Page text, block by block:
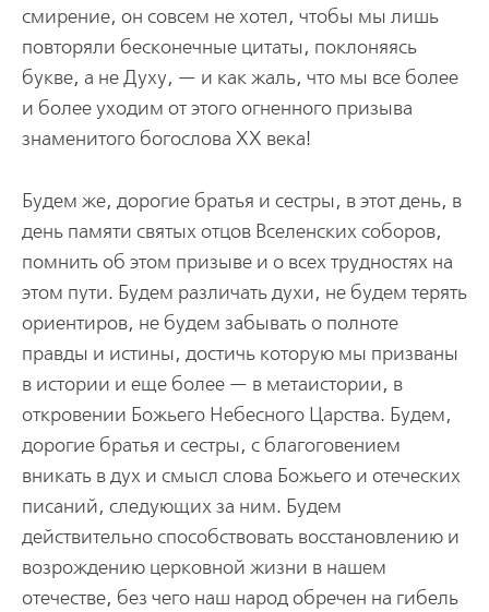
смирение, он совсем не хотел, чтобы мы лишь
повторяли бесконечные цитаты, поклоняясь
букве, а не Духу, — и как жаль, что мы все более
и более уходим от этого огненного призыва
знаменитого богослова ХХ века!
Будем же, дорогие братья и сестры, в этот день, в
день памяти святых отцов Вселенских соборов,
помнить об этом призыве и о всех трудностях на
этом пути. Будем различать духи, не будем терять
ориентиров, не будем забывать о полноте
правды и истины, достичь которую мы призваны
в истории и еще более — в метаистории, в
откровении Божьего Небесного Царства. Будем,
дорогие братья и сестры, с благоговением
вникать в дух и смысл слова Божьего и отеческих
писаний, следующих за ним. Будем
действительно способствовать восстановлению и
возрождению церковной жизни в нашем
отечестве, без чего наш народ обречен на гибель